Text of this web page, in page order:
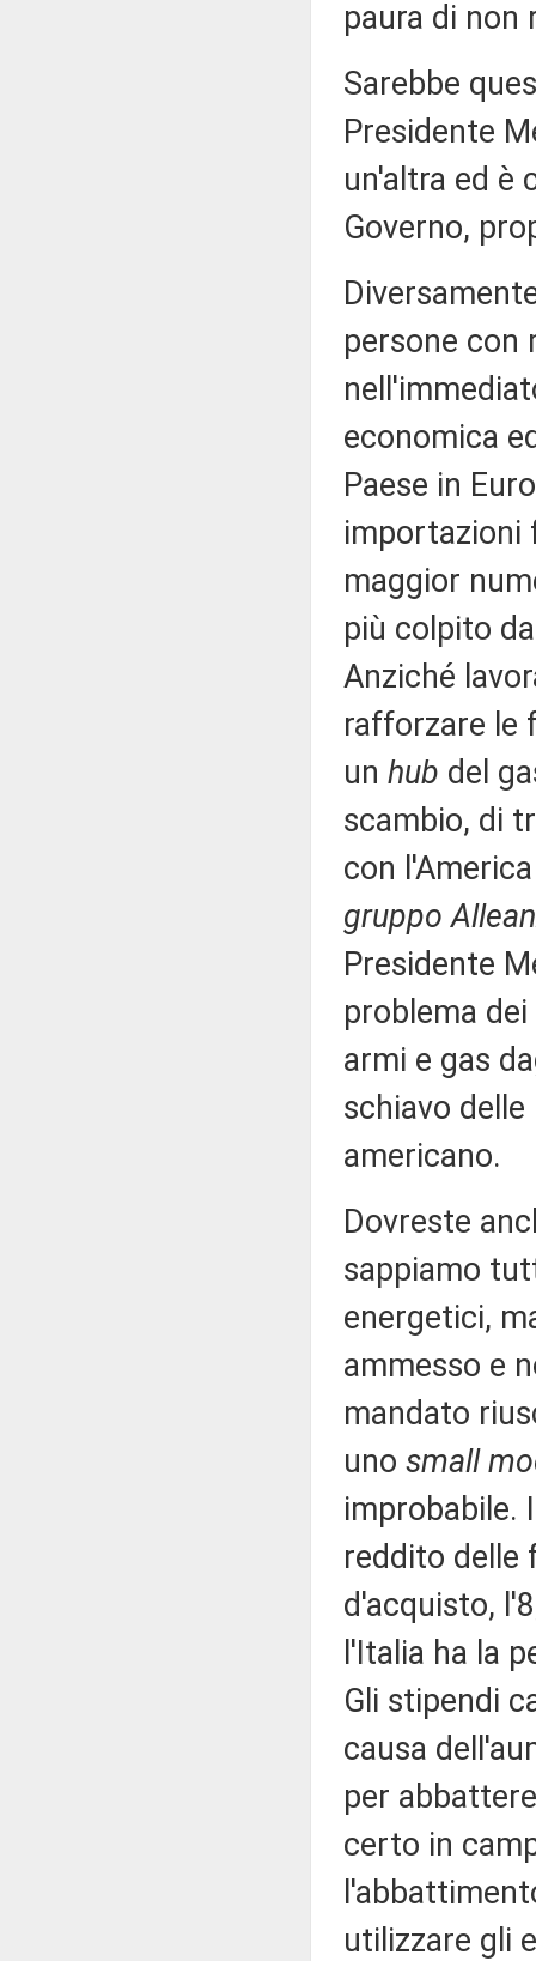
paura di non
Sarebbe
Presidente
un'altra ed è
Governo,
persone con
economica
Paese in
importazioni
maggior
più colpito
Anziché
rafforzare le
un hub del
scambio, di
con
gruppo
Presidente
problema
armi e gas
schiavo
americano.
Dovreste
sappiamo
energetici,
ammesso e
mandato
uno small
improbabile.
reddito delle
d'acquisto,
l'Italia ha la
Gli stipendi
causa
per
certo in
utilizzare gli